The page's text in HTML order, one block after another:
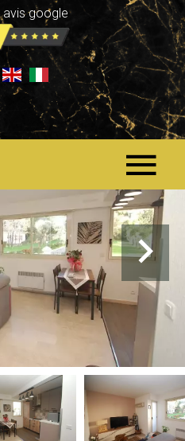
avis google